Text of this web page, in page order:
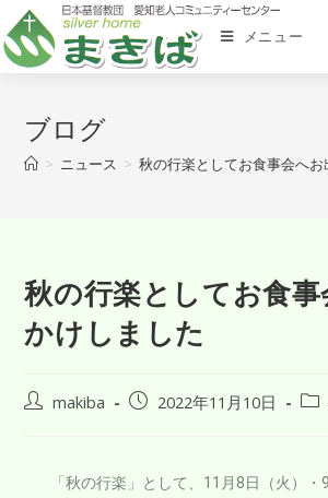
メニュー
ブログ
> ニュース > 秋の行楽としてお食事会へ
秋の行楽としてお食事
かけしました
makiba 2022年11月10日
「秋の行楽」として、11月8日（火）・